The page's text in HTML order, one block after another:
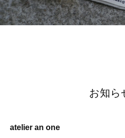
お知ら
atelier an one